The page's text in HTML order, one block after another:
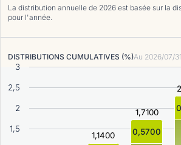
La distribution annuelle de 2026 est basée sur la
pour l'année.
DISTRIBUTIONS CUMULATIVES (%)Au 2026/07/31
1,1400
1,7100
1,5
2
2,5
3
0,5700